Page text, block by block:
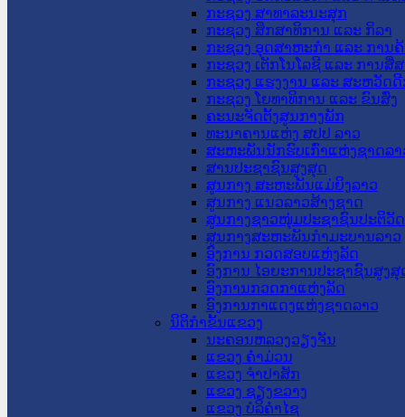
ກະຊວງ ສາທາລະນະສຸກ
ກະຊວງ ສຶກສາທິການ ແລະ ກິລາ
ກະຊວງ ອຸດສາຫະກຳ ແລະ ການຄ້
ກະຊວງ ເຕັກໂນໂລຊີ ແລະ ການສື່
ກະຊວງ ແຮງງານ ແລະ ສະຫວັດ
ກະຊວງ ໂຍທາທິການ ແລະ ຂົນສົ່ງ
ຄະນະຈັດຕັ້ງສູນກາງພັກ
ທະນາຄານແຫ່ງ ສປປ ລາວ
ສະຫະພັນນັກຮົບເກົ່າແຫ່ງຊາດລາ
ສານປະຊາຊົນສູງສຸດ
ສູນກາງ ສະຫະພັນແມ່ຍິງລາວ
ສູນກາງ ແນວລາວສ້າງຊາດ
ສູນກາງຊາວໜຸ່ມປະຊາຊົນປະຕິວັ
ສູນກາງສະຫະພັນກຳມະບານລາວ
ອົງການ ກວດສອບແຫ່ງລັດ
ອົງການ ໄອຍະການປະຊາຊົນສູງສຸ
ອົງການກວດກາແຫ່ງລັດ
ອົງການກາແດງແຫ່ງຊາດລາວ
ນິຕິກໍາຂັ້ນແຂວງ
ນະ​ຄອນ​ຫລວງວຽງຈັນ
ແຂວງ ຄໍາມ່ວນ
ແຂວງ ຈໍາປາສັກ
ແຂວງ ຊຽງຂວາງ
ແຂວງ ບໍລິຄໍາໄຊ